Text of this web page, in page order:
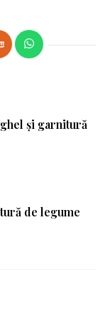
și garnitură
de legume